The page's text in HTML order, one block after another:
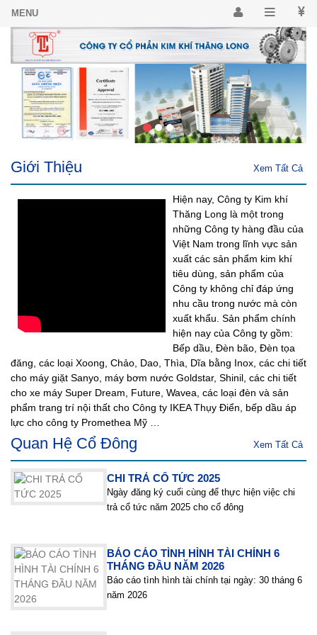
Giới Thiệu Xem Tất Cả
Hiện nay, Công ty Kim khí
Thăng Long là một trong
những Công ty hàng đầu của
Việt Nam trong lĩnh vực sản
xuất các sản phẩm kim khí
tiêu dùng, sản phẩm của
Công ty không chỉ đáp ứng
nhu cầu trong nước mà còn
xuất khẩu. Sản phẩm chính
hiện nay của Công ty gồm:
Bếp dầu, Ðèn bão, Ðèn tọa
đăng, các loại Xoong, Chảo, Dao, Thìa, Dĩa bằng Inox, các chi tiết
cho máy giặt Sanyo, máy bơm nước Goldstar, Shinil, các chi tiết
cho xe máy Super Dream, Future, Wavea, các loại đèn và sản
phẩm trang trí nội thất cho Công ty IKEA Thụy Ðiển, bếp dầu áp
lực cho công ty Promethea Mỹ …
Quan Hệ Cổ Đông Xem Tất Cả
CHI TRẢ CỔ TỨC 2025
Ngày đăng ký cuối cùng để thực hiện việc chi
trả cổ tức năm 2025 cho cổ đông
BÁO CÁO TÌNH HÌNH TÀI CHÍNH 6
THÁNG ĐẦU NĂM 2026
Báo cáo tình hình tài chính tại ngày: 30 tháng 6
năm 2026